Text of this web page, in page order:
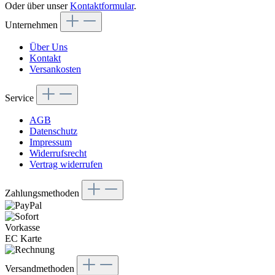
Oder über unserKontaktformular.
Unternehmen
Über Uns
Kontakt
Versankosten
Service
AGB
Datenschutz
Impressum
Widerrufsrecht
Vertrag widerrufen
Zahlungsmethoden
Vorkasse
EC Karte
Versandmethoden